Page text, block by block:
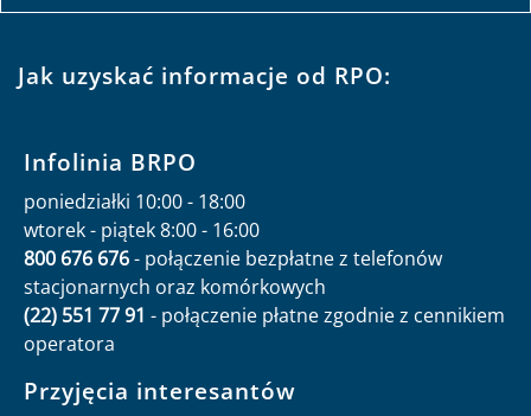
Jak uzyskać informacje od RPO:
Infolinia BRPO
poniedziałki 10:00 - 18:00
wtorek - piątek 8:00 - 16:00
800 676 676- połączenie bezpłatne z telefonów
stacjonarnych oraz komórkowych
(22) 551 77 91 - połączenie płatne zgodnie z cennikiem
operatora
Przyjęcia interesantów